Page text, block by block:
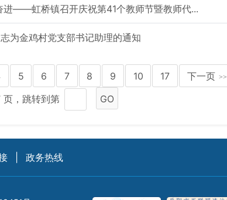
进——虹桥镇召开庆祝第41个教师节暨教师代...
为金鸡村党支部书记助理的通知
5 6 7 8 9 10 17 下一页 >>
页，跳转到第 GO
政务热线